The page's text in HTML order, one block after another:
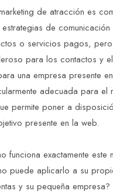
de atracción es
de comunicación
o servicios pagos,
para los contactos y
una empresa presente
adecuada para el
permite poner a
presente en la web.
funciona exactamente este
puede aplicarlo a su
y su pequeña empresa?